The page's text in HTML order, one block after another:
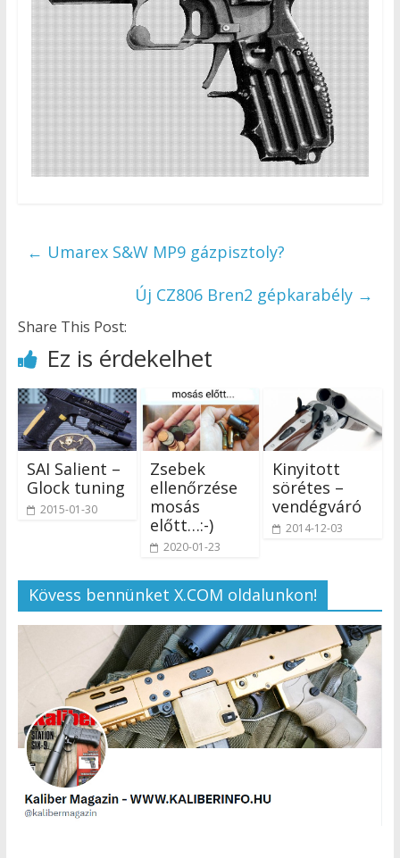
← Umarex S&W MP9 gázpisztoly?
Új CZ806 Bren2 gépkarabély →
Share This Post:
Ez is érdekelhet
SAI Salient –
Glock tuning
2015-01-30
Zsebek
ellenőrzése
mosás
előtt…:-)
2020-01-23
Kinyitott
sörétes –
vendégváró
2014-12-03
Kövess bennünket X.COM oldalunkon!